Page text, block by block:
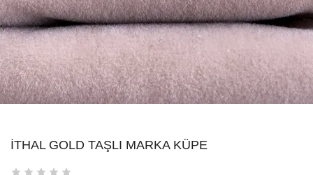
İTHAL GOLD TAŞLI MARKA KÜPE